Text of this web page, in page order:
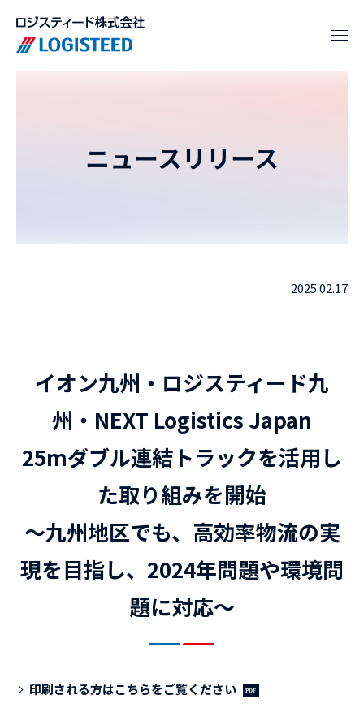
ニュースリリース
2025.02.17
イオン九州・ロジスティード九
州・NEXT Logistics Japan
25mダブル連結トラックを活用し
た取り組みを開始
～九州地区でも、高効率物流の実
現を目指し、2024年問題や環境問
題に対応～
印刷される方はこちらをご覧ください